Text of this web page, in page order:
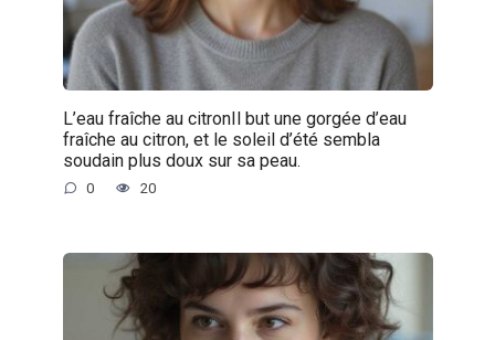
L’eau fraîche au citronIl but une gorgée d’eau
fraîche au citron, et le soleil d’été sembla
soudain plus doux sur sa peau.
0 20